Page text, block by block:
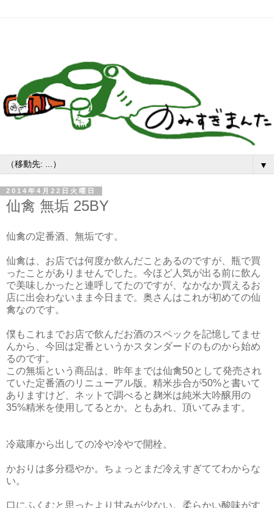
▼
2014年4月22日火曜日
仙禽 無垢 25BY
仙禽の定番酒、無垢です。
仙禽は、お店では何度か飲んだことあるのですが、瓶で買
ったことがありませんでした。今ほど人気が出る前に飲ん
で美味しかったと連呼してたのですが、なかなか買えるお
店に出会わないまま今日まで。奥さんはこれが初めての仙
禽なのです。
僕もこれまでお店で飲んだお酒のスペックを記憶してませ
んから、今回は定番というかスタンダードのものから始め
るのです。
この無垢という商品は、昨年までは仙禽50として発売され
ていた定番酒のリニューアル版。精米歩合が50%と書いて
ありますけど、ネットで調べると麹米は純米大吟醸用の
35%精米を使用してるとか。ともあれ、頂いてみます。
冷蔵庫から出しての冷や冷やで開栓。
かおりは多分穏やか。ちょっとまだ冷えすぎててわからな
い。
口にふくむと思ったより甘みが少ない。柔らかい酸味がす